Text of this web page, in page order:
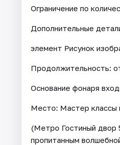
Ограничение по
Дополнительные
элемент Рисунок
Продолжительность:
Основание фонаря
Место: Мастер классы
(Метро Гостиный двор
пропитанным